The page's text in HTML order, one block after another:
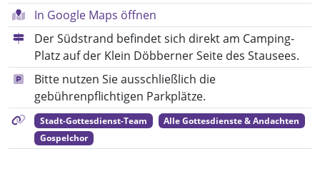
In Google Maps öffnen
Der Südstrand befindet sich direkt am Camping-
Platz auf der Klein Döbberner Seite des Stausees.
Bitte nutzen Sie ausschließlich die
gebührenpflichtigen Parkplätze.
Stadt-Gottesdienst-Team
Alle Gottesdienste & Andachten
Gospelchor